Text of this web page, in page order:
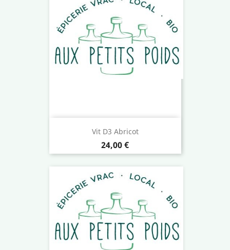
Vit D3 Abricot
Prix
24,00 €